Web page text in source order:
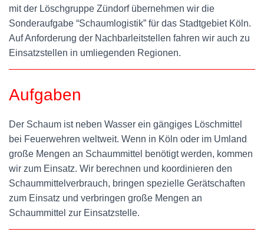
mit der Löschgruppe Zündorf übernehmen wir die
Sonderaufgabe “Schaumlogistik” für das Stadtgebiet Köln.
Auf Anforderung der Nachbarleitstellen fahren wir auch zu
Einsatzstellen in umliegenden Regionen.
Aufgaben
Der Schaum ist neben Wasser ein gängiges Löschmittel
bei Feuerwehren weltweit. Wenn in Köln oder im Umland
große Mengen an Schaummittel benötigt werden, kommen
wir zum Einsatz. Wir berechnen und koordinieren den
Schaummittelverbrauch, bringen spezielle Gerätschaften
zum Einsatz und verbringen große Mengen an
Schaummittel zur Einsatzstelle.